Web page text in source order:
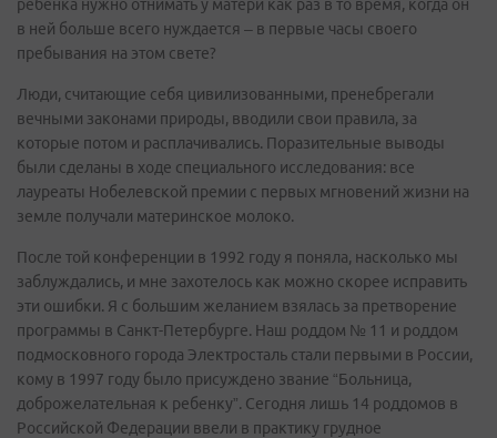
ребенка нужно отнимать у матери как раз в то время, когда он
в ней больше всего нуждается – в первые часы своего
пребывания на этом свете?
Люди, считающие себя цивилизованными, пренебрегали
вечными законами природы, вводили свои правила, за
которые потом и расплачивались. Поразительные выводы
были сделаны в ходе специального исследования: все
лауреаты Нобелевской премии с первых мгновений жизни на
земле получали материнское молоко.
После той конференции в 1992 году я поняла, насколько мы
заблуждались, и мне захотелось как можно скорее исправить
эти ошибки. Я с большим желанием взялась за претворение
программы в Санкт-Петербурге. Наш роддом № 11 и роддом
подмосковного города Электросталь стали первыми в России,
кому в 1997 году было присуждено звание “Больница,
доброжелательная к ребенку”. Сегодня лишь 14 роддомов в
Российской Федерации ввели в практику грудное